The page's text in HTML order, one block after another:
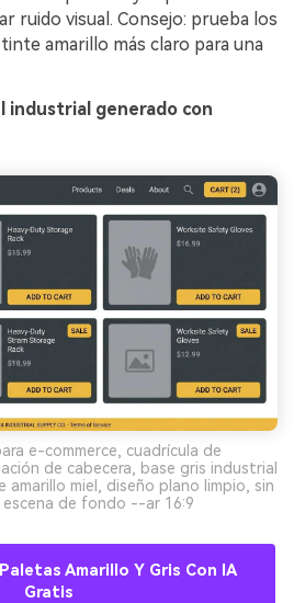
ruido visual. Consejo: prueba los
amarillo más claro para una
industrial generado con
e-commerce, cuadrícula de
de cabecera, base gris industrial
miel, diseño plano limpio, sin
de fondo --ar 16:9
Amarillo Y Gris Con IA
Gratis